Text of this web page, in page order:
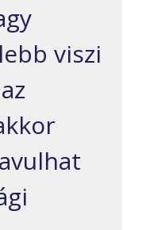
viszi